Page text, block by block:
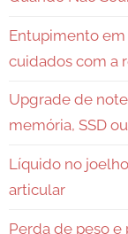
Entupimento
cuidados com a
Upgrade de
memória, SSD
Líquido no
articular
Perda de peso